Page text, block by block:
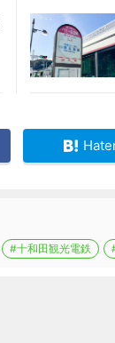
#十和田観光電鉄